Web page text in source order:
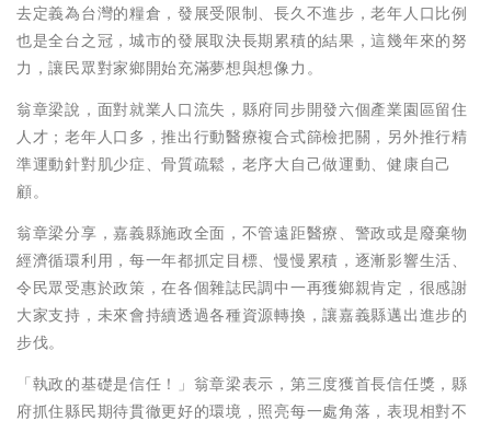
去定義為台灣的糧倉，發展受限制、長久不進步，老年人口比例
也是全台之冠，城市的發展取決長期累積的結果，這幾年來的努
力，讓民眾對家鄉開始充滿夢想與想像力。
翁章梁說，面對就業人口流失，縣府同步開發六個產業園區留住
人才；老年人口多，推出行動醫療複合式篩檢把關，另外推行精
準運動針對肌少症、骨質疏鬆，老序大自己做運動、健康自己
顧。
翁章梁分享，嘉義縣施政全面，不管遠距醫療、警政或是廢棄物
經濟循環利用，每一年都抓定目標、慢慢累積，逐漸影響生活、
令民眾受惠於政策，在各個雜誌民調中一再獲鄉親肯定，很感謝
大家支持，未來會持續透過各種資源轉換，讓嘉義縣邁出進步的
步伐。
「執政的基礎是信任！」翁章梁表示，第三度獲首長信任獎，縣
府抓住縣民期待貫徹更好的環境，照亮每一處角落，表現相對不